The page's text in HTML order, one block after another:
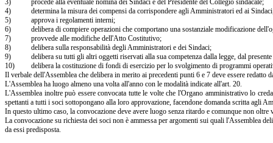
3) procede alla eventuale nomina dei Sindaci e del Presidente del Collegio sindacale;
4) determina la misura dei compensi da corrispondere agli Amministratori ed ai
5) approva i regolamenti interni;
6) delibera di compiere operazioni che comportano una sostanziale modificazione
7) provvede alle modifiche dell'Atto Costitutivo;
8) delibera sulla responsabilità degli Amministratori e dei Sindaci;
9) delibera su tutti gli altri oggetti riservati alla sua competenza dalla legge, dal presente
10) delibera la costituzione di fondi di esercizio per lo svolgimento di programmi
Il verbale dell'Assemblea che delibera in merito ai precedenti punti 6 e 7 deve essere redatto
L'Assemblea ha luogo almeno una volta all'anno con le modalità indicate all'art. 20.
L'Assemblea inoltre può essere convocata tutte le volte che l'Organo amministrativo lo
spettanti a tutti i soci sottopongano alla loro approvazione, facendone domanda scritta agli
In questo ultimo caso, la convocazione deve avere luogo senza ritardo e comunque non
La convocazione su richiesta dei soci non è ammessa per argomenti sui quali l'Assemblea
da essi predisposta.